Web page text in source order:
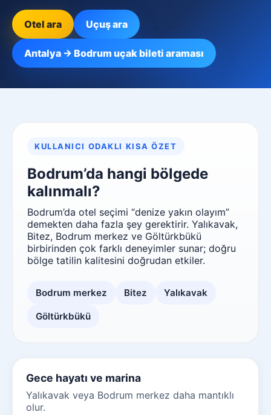
Otel ara Uçuş ara
Antalya → Bodrum uçak bileti araması
KULLANICI ODAKLI KISA ÖZET
Bodrum’da hangi bölgede
kalınmalı?
Bodrum’da otel seçimi “denize yakın olayım”
demekten daha fazla şey gerektirir. Yalıkavak,
Bitez, Bodrum merkez ve Göltürkbükü
birbirinden çok farklı deneyimler sunar; doğru
bölge tatilin kalitesini doğrudan etkiler.
Bodrum merkez Bitez Yalıkavak
Göltürkbükü
Gece hayatı ve marina
Yalıkavak veya Bodrum merkez daha mantıklı
olur.